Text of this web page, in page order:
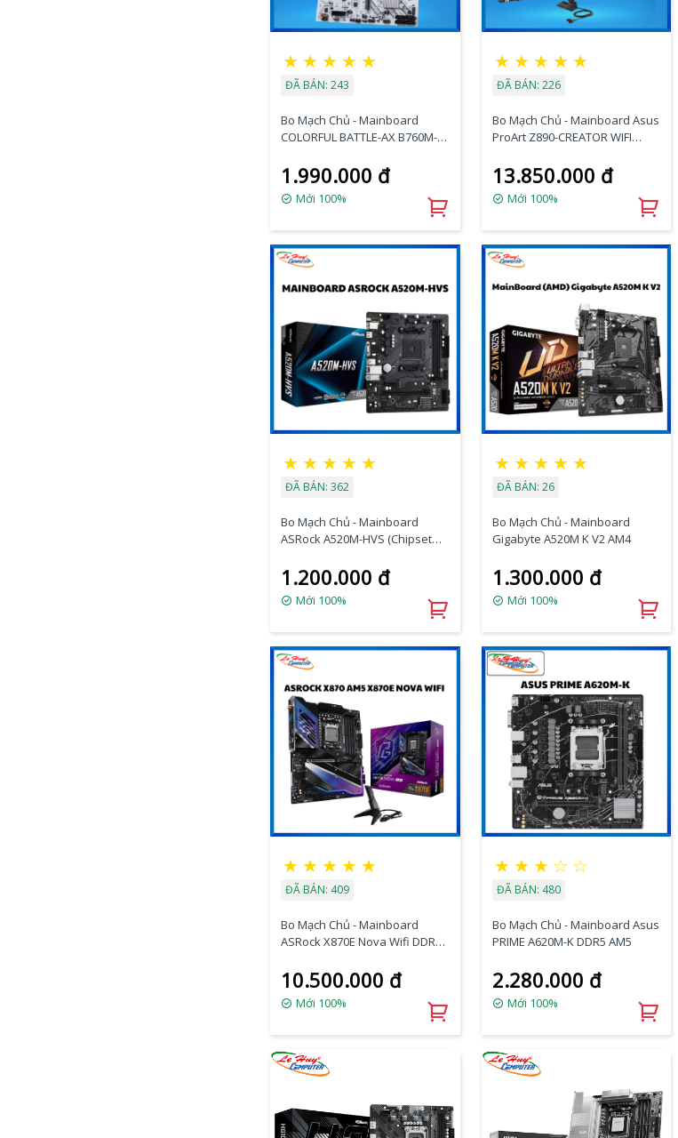
★ ★ ★ ★ ★
ĐÃ BÁN: 243
Bo Mạch Chủ - Mainboard
COLORFUL BATTLE-AX B760M-T
1.990.000 đ
Mới 100%
★ ★ ★ ★ ★
ĐÃ BÁN: 226
Bo Mạch Chủ - Mainboard Asus
ProArt Z890-CREATOR WIFI
5+Bluetooth)
13.850.000 đ
Mới 100%
★ ★ ★ ★ ★
ĐÃ BÁN: 362
Bo Mạch Chủ - Mainboard
ASRock A520M-HVS (Chipset
64GB, M-ATX)
1.200.000 đ
Mới 100%
★ ★ ★ ★ ★
ĐÃ BÁN: 26
Bo Mạch Chủ - Mainboard
Gigabyte A520M K V2 AM4
1.300.000 đ
Mới 100%
★ ★ ★ ★ ★
ĐÃ BÁN: 409
Bo Mạch Chủ - Mainboard
ASRock X870E Nova Wifi DDR5
10.500.000 đ
Mới 100%
★ ★ ★ ☆ ☆
ĐÃ BÁN: 480
Bo Mạch Chủ - Mainboard Asus
PRIME A620M-K DDR5 AM5
2.280.000 đ
Mới 100%